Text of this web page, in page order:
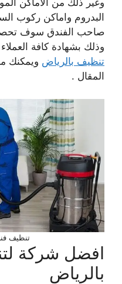
وغير ذلك من الأماكن
البدروم واماكن ركوب
صاحب الفندق سوف
وذلك بشهادة كافة
تنظيف بالرياض ويمكنك
المقال .
تنظيف
افضل شركة
بالرياض